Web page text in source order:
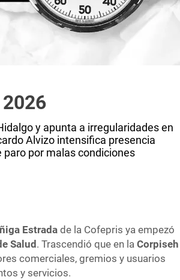
y apunta a irregularidades en
Alvizo intensifica presencia
por malas condiciones
Estradade la Cofepris ya empezó
Salud . Trascendió que en laCorpiseh
comerciales, gremios y usuarios
y servicios.